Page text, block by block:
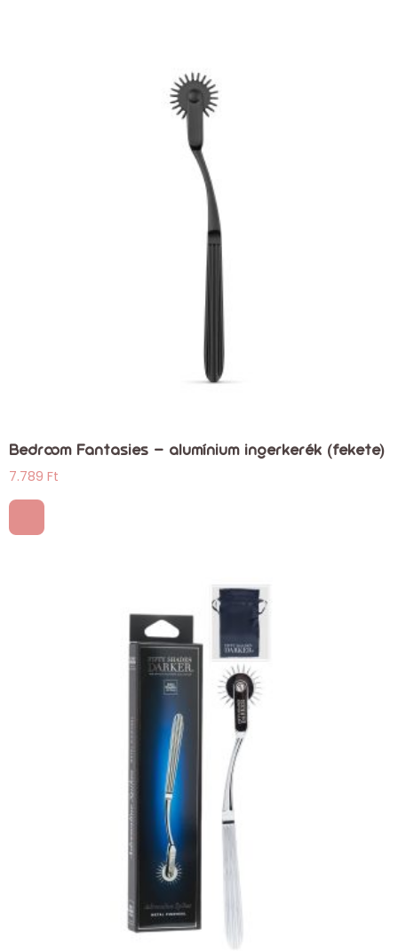
Bedroom Fantasies – alumínium ingerkerék (fekete)
7.789 Ft